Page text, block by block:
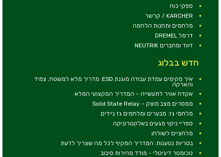
ספקי כוח
KARCHER / קרשר
מלחמים ותחנות הלחמה
דרמל DREMEL
זיווד ומחברים NEUTRIK
חדש בבלוג
איך מקימים עמדת עבודה מוגנת ESD: מדריך מלא למשטח, צמיד
והארקה
אקדח אוויר לתעשייה – המדריך המקצועי המלא
ממסרים מצב מוצק – Solid State Relay
מלחמי גז: מבערים ומלחמים גז ניידים
ספריי ניקוי מגעים באלקטרוניקה
מלחציים לשולחן
בטריות נטענות: המדריך המקיף לכל מה שצריך לדעת
טכומטר דיגיטלי - מודד מהירות סיבוב